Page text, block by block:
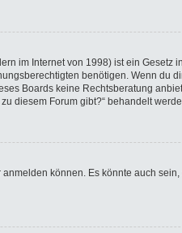
im Internet von 1998) ist ein
benötigen. Wenn du
Boards keine Rechtsberatung
diesem Forum gibt?“ behandelt
können. Es könnte auch